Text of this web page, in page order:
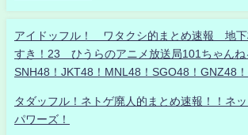
アイドッフル！ ワタクシ的まとめ速報 地下
すき！23 ひうらのアニメ放送局101ちゃん
SNH48！JKT48！MNL48！SGO48！GNZ48
タダッフル！ネトゲ廃人的まとめ速報！！ネ
パワーズ！